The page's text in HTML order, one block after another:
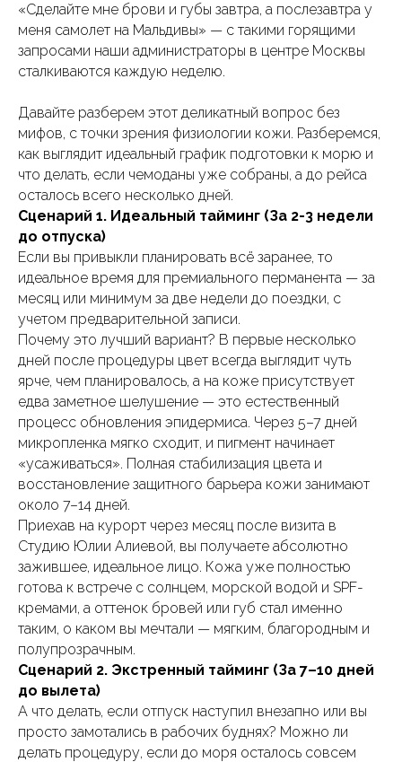
«Сделайте мне брови и губы завтра, а послезавтра у
меня самолет на Мальдивы» — с такими горящими
запросами наши администраторы в центре Москвы
сталкиваются каждую неделю.
Давайте разберем этот деликатный вопрос без
мифов, с точки зрения физиологии кожи. Разберемся,
как выглядит идеальный график подготовки к морю и
что делать, если чемоданы уже собраны, а до рейса
осталось всего несколько дней.
Сценарий 1. Идеальный тайминг (За 2-3 недели
до отпуска)
Если вы привыкли планировать всё заранее, то
идеальное время для премиального перманента — за
месяц или минимум за две недели до поездки, с
учетом предварительной записи.
Почему это лучший вариант? В первые несколько
дней после процедуры цвет всегда выглядит чуть
ярче, чем планировалось, а на коже присутствует
едва заметное шелушение — это естественный
процесс обновления эпидермиса. Через 5–7 дней
микропленка мягко сходит, и пигмент начинает
«усаживаться». Полная стабилизация цвета и
восстановление защитного барьера кожи занимают
около 7–14 дней.
Приехав на курорт через месяц после визита в
Студию Юлии Алиевой, вы получаете абсолютно
зажившее, идеальное лицо. Кожа уже полностью
готова к встрече с солнцем, морской водой и SPF-
кремами, а оттенок бровей или губ стал именно
таким, о каком вы мечтали — мягким, благородным и
полупрозрачным.
Сценарий 2. Экстренный тайминг (За 7–10 дней
до вылета)
А что делать, если отпуск наступил внезапно или вы
просто замотались в рабочих буднях? Можно ли
делать процедуру, если до моря осталось совсем